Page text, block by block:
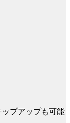
プアップも可能